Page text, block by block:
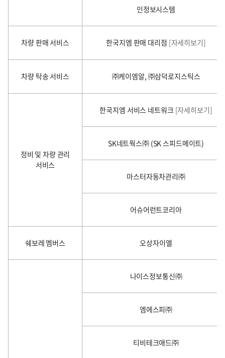
인정보시스템
차량 판매 서비스 한국지엠 판매 대리점 [자세히보기]
차량 탁송 서비스 ㈜케이엠알, ㈜삼덕로지스틱스
정비 및 차량 관리
서비스
한국지엠 서비스 네트워크 [자세히보기]
SK네트웍스㈜ (SK 스피드메이트)
마스터자동차관리㈜
어슈어런트코리아
쉐보레 멤버스 오상자이엘
나이스정보통신㈜
엠에스피㈜
티비테크애드㈜